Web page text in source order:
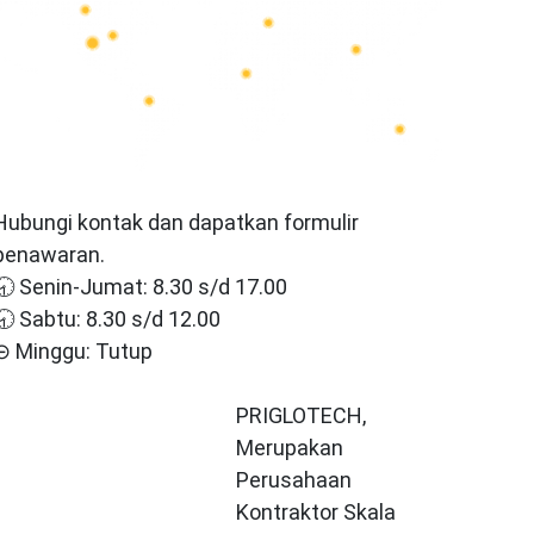
kontak dan dapatkan formulir
Senin-Jumat: 8.30 s/d 17.00
Sabtu: 8.30 s/d 12.00
Minggu: Tutup
PRIGLOTECH,
Merupakan
Perusahaan
Kontraktor Skala